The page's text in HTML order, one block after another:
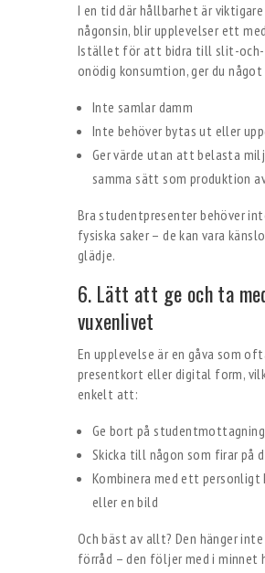
I en tid där hållbarhet är viktigare
någonsin, blir upplevelser ett
Istället för att bidra till slit-och-
onödig konsumtion, ger du något
Inte samlar damm
Inte behöver bytas ut eller
Ger värde utan att belasta
samma sätt som produktion
Bra studentpresenter behöver
fysiska saker – de kan vara
glädje.
6. Lätt att ge och ta
vuxenlivet
En upplevelse är en gåva som
presentkort eller digital form,
enkelt att:
Ge bort på
Skicka till någon som firar på
Kombinera med ett personligt
eller en bild
Och bäst av allt? Den hänger
förråd – den följer med i minnet